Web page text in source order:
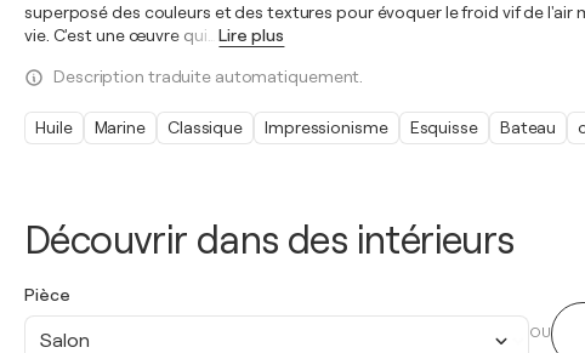
Découvrir dans des intérieurs
Pièce
Salon OU
superposé des couleurs et des textures pour évoquer le froid vif de
vie. C'est une œuvre qui
Lire plus
Description traduite automatiquement.
Huile Marine Classique Impressionisme Esquisse Bateau